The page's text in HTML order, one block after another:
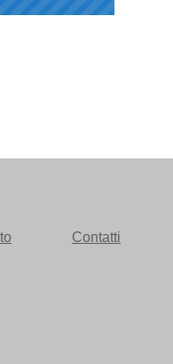
Contatti